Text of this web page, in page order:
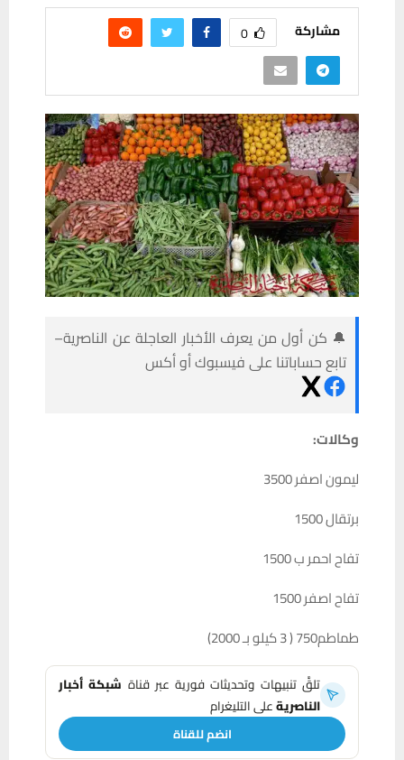
مشاركة 0
🔔 كن أول من يعرف الأخبار العاجلة عن الناصرية–
تابع حساباتنا على فيسبوك أو أكس
وكالات:
ليمون اصفر 3500
برتقال 1500
تفاح احمر ب 1500
تفاح اصفر 1500
طماطم750 ( 3 كيلو بـ 2000)
تلقَّ تنبيهات وتحديثات فورية عبر قناة شبكة أخبار
الناصريةعلى التليغرام
انضم للقناة